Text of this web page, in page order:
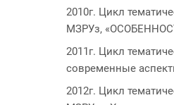
2010г. Цикл
МЗРУз,
2011г. Цикл
современные
2012г. Цикл